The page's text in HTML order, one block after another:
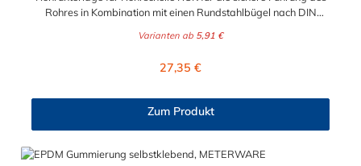
Rohres in Kombination mit einen Rundstahlbügel nach DIN
die Kunststoff Rohrunterlage für Rohrschelle hindurch. Jede
aber auch kleinere Durchmesser gut aufnehmen und klemmen.
Varianten ab 5,91 €
Regulärer Preis:
27,35 €
Zum Produkt